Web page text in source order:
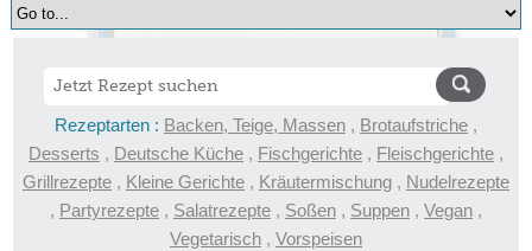
Rezeptarten : Backen, Teige, Massen , Brotaufstriche ,
Desserts , Deutsche Küche , Fischgerichte , Fleischgerichte ,
Grillrezepte , Kleine Gerichte , Kräutermischung , Nudelrezepte
, Partyrezepte , Salatrezepte , Soßen , Suppen , Vegan ,
Vegetarisch , Vorspeisen